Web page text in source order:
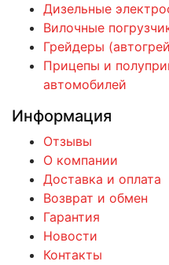
Дизельные
Вилочные
Грейдеры
Прицепы и
автомобилей
Информация
Отзывы
О компании
Доставка и оплата
Возврат и обмен
Гарантия
Новости
Контакты